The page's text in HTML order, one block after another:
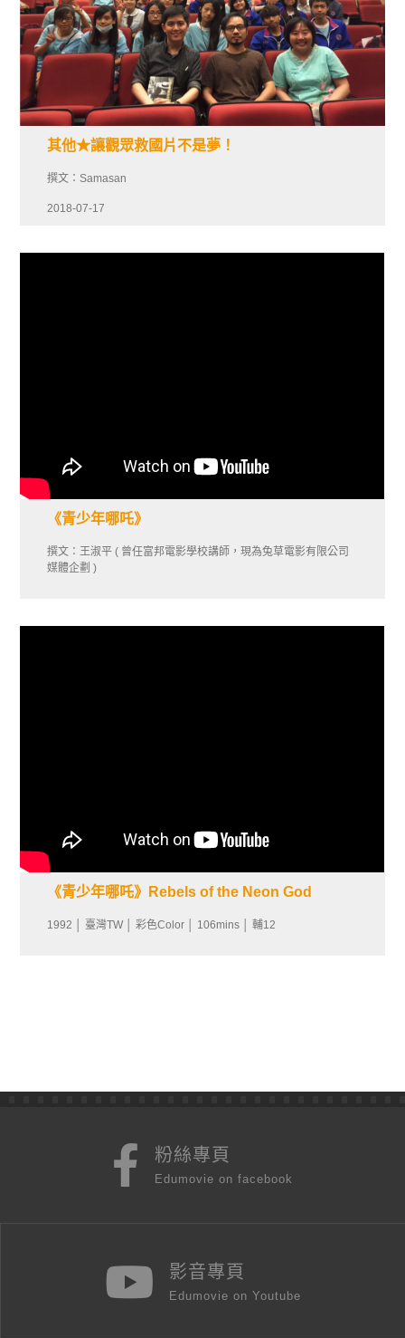
其他★讓觀眾救國片不是夢！
撰文：Samasan
2018-07-17
《青少年哪吒》
撰文：王淑平 ( 曾任富邦電影學校講師，現為兔草電影有限公司
媒體企劃 )
《青少年哪吒》Rebels of the Neon God
1992 │ 臺灣TW │ 彩色Color │ 106mins │ 輔12
粉絲專頁
Edumovie on facebook
影音專頁
Edumovie on Youtube